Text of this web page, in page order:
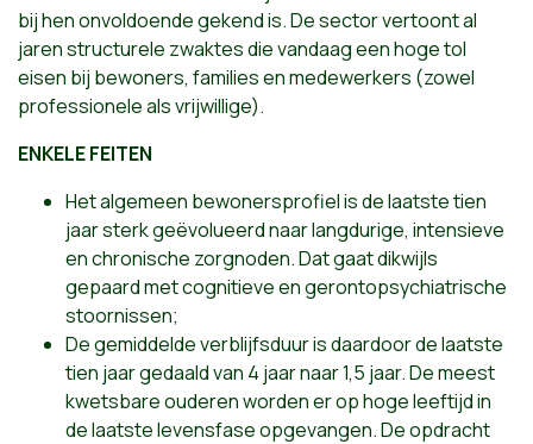
bij hen onvoldoende gekend is. De sector vertoont al
jaren structurele zwaktes die vandaag een hoge tol
eisen bij bewoners, families en medewerkers (zowel
professionele als vrijwillige).
ENKELE FEITEN
Het algemeen bewonersprofiel is de laatste tien
jaar sterk geëvolueerd naar langdurige, intensieve
en chronische zorgnoden. Dat gaat dikwijls
gepaard met cognitieve en gerontopsychiatrische
stoornissen;
De gemiddelde verblijfsduur is daardoor de laatste
tien jaar gedaald van 4 jaar naar 1,5 jaar. De meest
kwetsbare ouderen worden er op hoge leeftijd in
de laatste levensfase opgevangen. De opdracht